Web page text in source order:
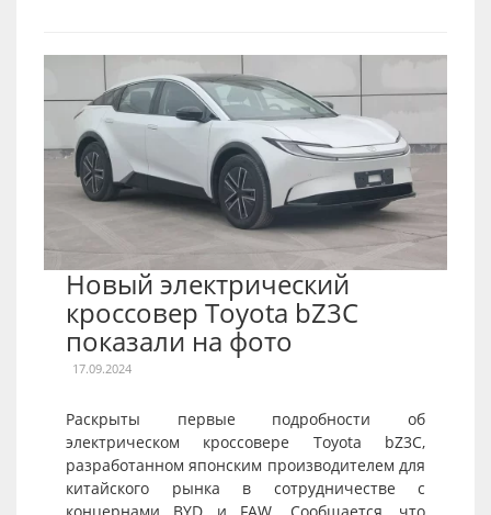
Новый электрический
кроссовер Toyota bZ3C
показали на фото
17.09.2024
Раскрыты первые подробности об
электрическом кроссовере Toyota bZ3C,
разработанном японским производителем для
китайского рынка в сотрудничестве с